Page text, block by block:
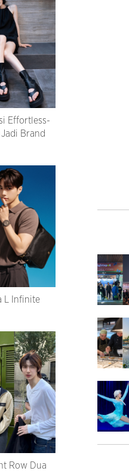
Effortless-
Brand
L Infinite
Row Dua